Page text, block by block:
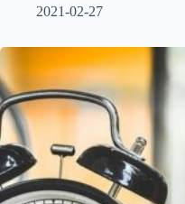
2021-02-27